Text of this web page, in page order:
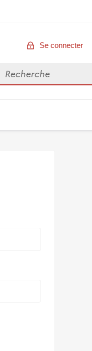
Se connecter
Rechercher des données